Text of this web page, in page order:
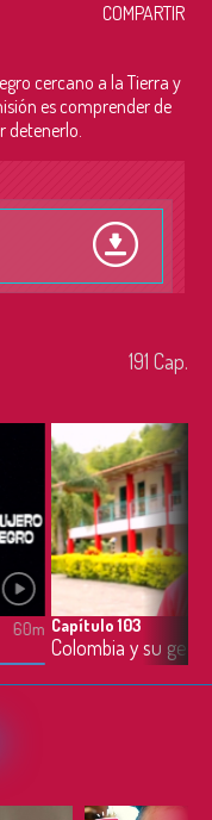
COMPARTIR
cercano a la Tierra y
es comprender de
detenerlo.
191 Cap.
60m Capítulo 103
Colombia y su